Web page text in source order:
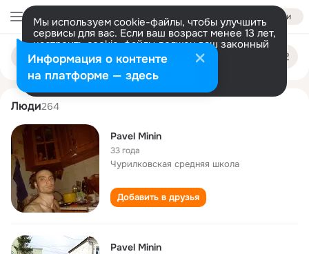
Войти
Мы используем cookie-файлы, чтобы улучшить
сервисы для вас. Если ваш возраст менее 13 лет,
настроить cookie-файлы должен ваш законный
представитель. Больше информации
Разрешить все Настроить
Поиск
людям
pavel minin
Люди264
Pavel Minin
33 года
Чурилковская cредняя школа
Добавить в друзья
Pavel Minin
Информация о контенте
на платформе — здесь